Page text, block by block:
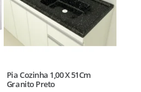
Pia Cozinha 1,00 X 51Cm
Granito Preto